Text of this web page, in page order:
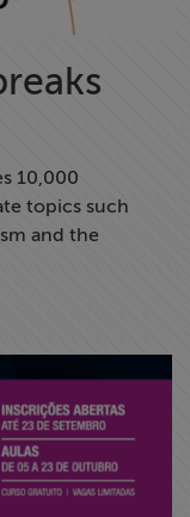
10,000
topics such
and the